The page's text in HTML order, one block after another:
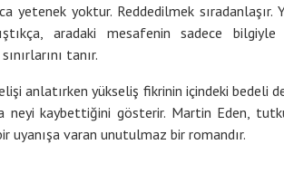
yetenek yoktur. Reddedilmek sıradanlaşır.
aradaki mesafenin sadece bilgiyle
tanır.
anlatırken yükseliş fikrinin içindeki bedeli
neyi kaybettiğini gösterir. Martin Eden,
uyanışa varan unutulmaz bir romandır.